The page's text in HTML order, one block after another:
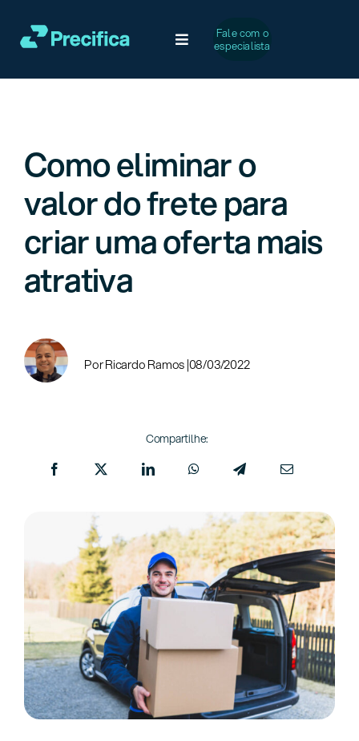
para
conteúdo
Toggle
Serviços
Casos de Sucesso
Conteúdo
Fale com o
especialista
Como eliminar o
valor do frete para
criar uma oferta mais
atrativa
Por Ricardo Ramos |08/03/2022
Compartilhe: